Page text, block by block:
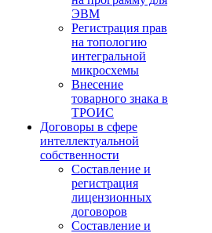
ЭВМ
Регистрация прав
на топологию
интегральной
микросхемы
Внесение
товарного знака в
ТРОИС
Договоры в сфере
интеллектуальной
собственности
Составление и
регистрация
лицензионных
договоров
Составление и